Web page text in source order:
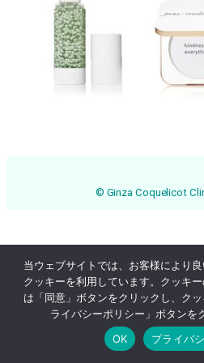
Online Reservation
© Ginza Coquelicot
当ウェブサイトでは、お客様により
クッキーを利用しています。クッキ
は「同意」ボタンをクリックし、ク
ライバシーポリシー」ボタンを
OK
プライバ